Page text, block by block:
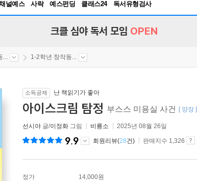
널예스 사락 예스펀딩 클래스24
독서유형검사
RBTI Lab
크클 심야 독서 모임 OPEN
... 1-2학년 창작동...
소득공제 난 책읽기가 좋아
아이스크림 탐정 부스스 미용실 사건 [ 양장 ]
선시야 글/이정화 그림 비룡소 2025년 08월 26일
9.9 회원리뷰(28건) 판매지수 1,326
정가 14,000원